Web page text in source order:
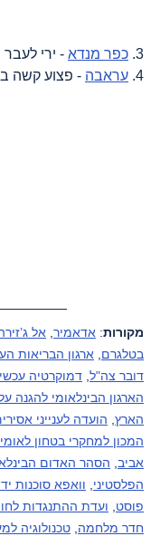
3. כפר מנדא - ירי
4. עראבה - פצוע קשה
מקורות: אדאמיר אל
בטלגרם
ארגון הבריאות
דובר צה"ל דמוקרטיה
הארגון הבינלאומי להגנה
הארץ הועדה לענייני
המכון למחקרי בטחון
אביב הסהר האדום
הפלסטיני
וואפא סוכנות
פוסט
ועדת ההתנגדות
חדר מלחמה טכנולוגיה